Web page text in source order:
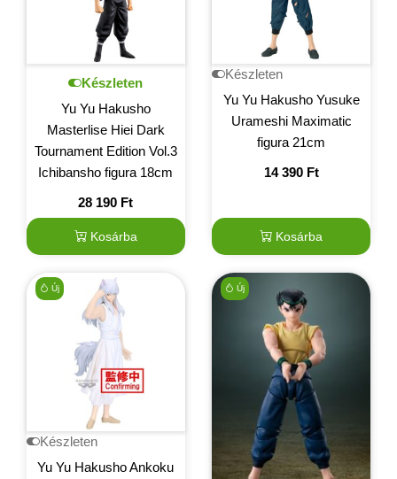
Készleten
Yu Yu Hakusho
Masterlise Hiei Dark
Tournament Edition Vol.3
Ichibansho figura 18cm
28 190 Ft
Kosárba
Készleten
Yu Yu Hakusho Yusuke
Urameshi Maximatic
figura 21cm
14 390 Ft
Kosárba
Új
Készleten
Yu Yu Hakusho Ankoku
Új